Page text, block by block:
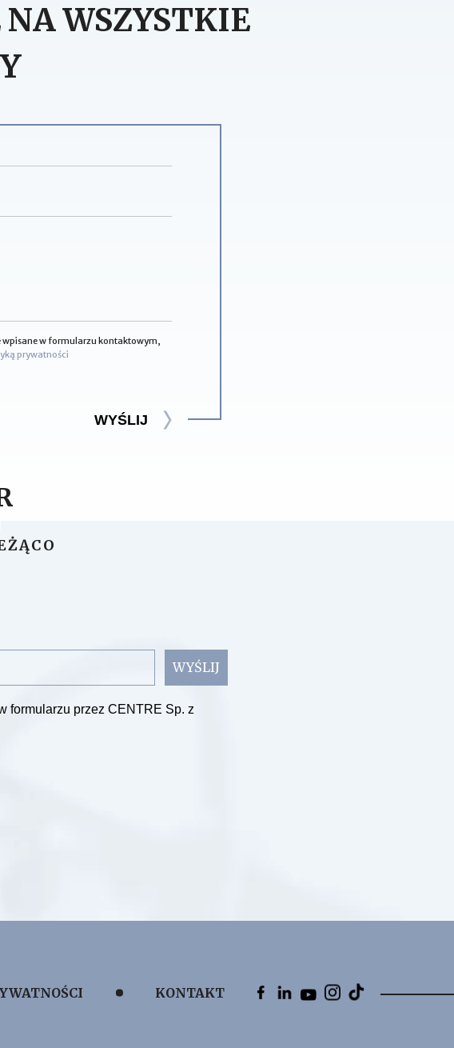
WSZYSTKIE
wpisane w formularzu kontaktowym,
prywatności
WYŚLIJ
WYŚLIJ
formularzu przez CENTRE Sp. z
KONTAKT